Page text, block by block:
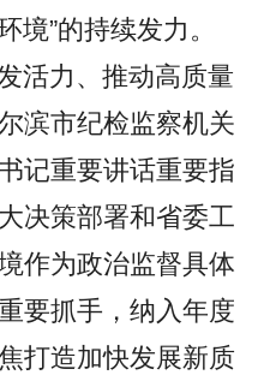
境”的持续发力。
活力、推动高质量
滨市纪检监察机关
记重要讲话重要指
决策部署和省委工
作为政治监督具体
要抓手，纳入年度
打造加快发展新质